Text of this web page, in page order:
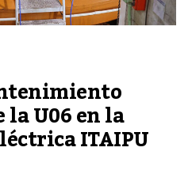
U06 en la
ITAIPU